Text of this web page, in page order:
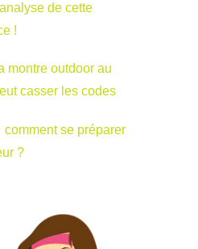
de cette
!
montre outdoor au
casser les codes
se préparer
?